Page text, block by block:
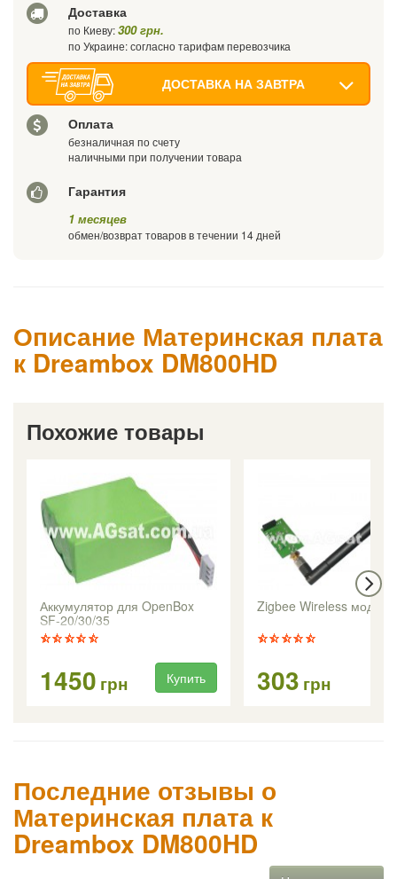
Доставка
по Киеву:300 грн.
по Украине: согласно тарифам перевозчика
ДОСТАВКА НА ЗАВТРА
Оплата
безналичная по счету
наличными при получении товара
Гарантия
1 месяцев
обмен/возврат товаров в течении 14 дней
Описание Материнская плата
к Dreambox DM800HD
Похожие товары
Аккумулятор для OpenBox
SF-20/30/35
1450 грн Купить
Zigbee Wireless модуль
303 грн
Последние отзывы о
Материнская плата к
Dreambox DM800HD